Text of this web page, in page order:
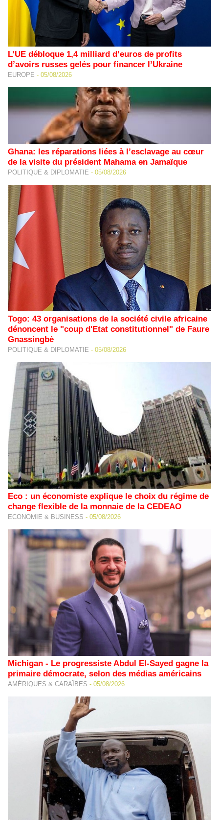
L’UE débloque 1,4 milliard d’euros de profits
d’avoirs russes gelés pour financer l’Ukraine
EUROPE - 05/08/2026
Ghana: les réparations liées à l’esclavage au cœur
de la visite du président Mahama en Jamaïque
POLITIQUE & DIPLOMATIE - 05/08/2026
Togo: 43 organisations de la société civile africaine
dénoncent le "coup d'Etat constitutionnel" de Faure
Gnassingbè
POLITIQUE & DIPLOMATIE - 05/08/2026
Eco : un économiste explique le choix du régime de
change flexible de la monnaie de la CEDEAO
ECONOMIE & BUSINESS - 05/08/2026
Michigan - Le progressiste Abdul El-Sayed gagne la
primaire démocrate, selon des médias américains
AMÉRIQUES & CARAÏBES - 05/08/2026